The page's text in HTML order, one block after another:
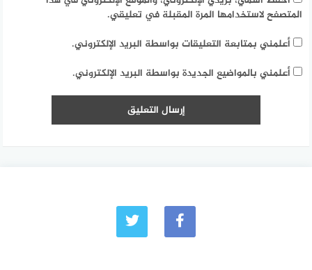
المتصفح لاستخدامها المرة المقبلة في تعليقي.
أعلمني بمتابعة التعليقات بواسطة البريد الإلكتروني.
أعلمني بالمواضيع الجديدة بواسطة البريد الإلكتروني.